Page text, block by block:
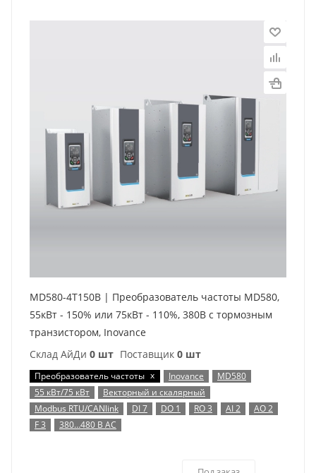
MD580-4T150B | Преобразователь частоты MD580,
55кВт - 150% или 75кВт - 110%, 380В с тормозным
транзистором, Inovance
Склад АйДи 0 шт Поставщик 0 шт
Преобразователь частоты x Inovance
MD580
55 кВт/75 кВт
Векторный и скалярный
Modbus RTU/CANlink
DI 7 DO 1 RO 3 AI 2
AO 2
F 3
380…480 В AC